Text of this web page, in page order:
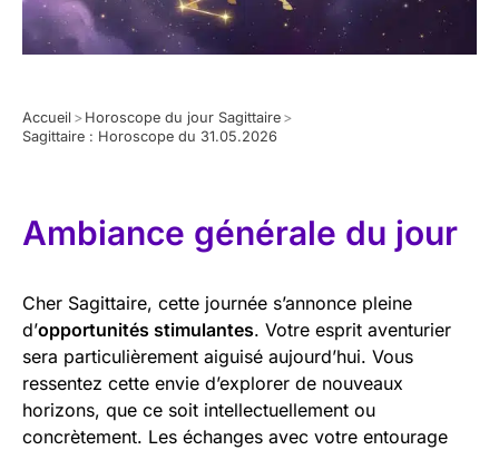
Accueil > Horoscope du jour Sagittaire >
Sagittaire : Horoscope du 31.05.2026
Ambiance générale du jour
Cher Sagittaire, cette journée s’annonce pleine
d’opportunités stimulantes. Votre esprit aventurier
sera particulièrement aiguisé aujourd’hui. Vous
ressentez cette envie d’explorer de nouveaux
horizons, que ce soit intellectuellement ou
concrètement. Les échanges avec votre entourage